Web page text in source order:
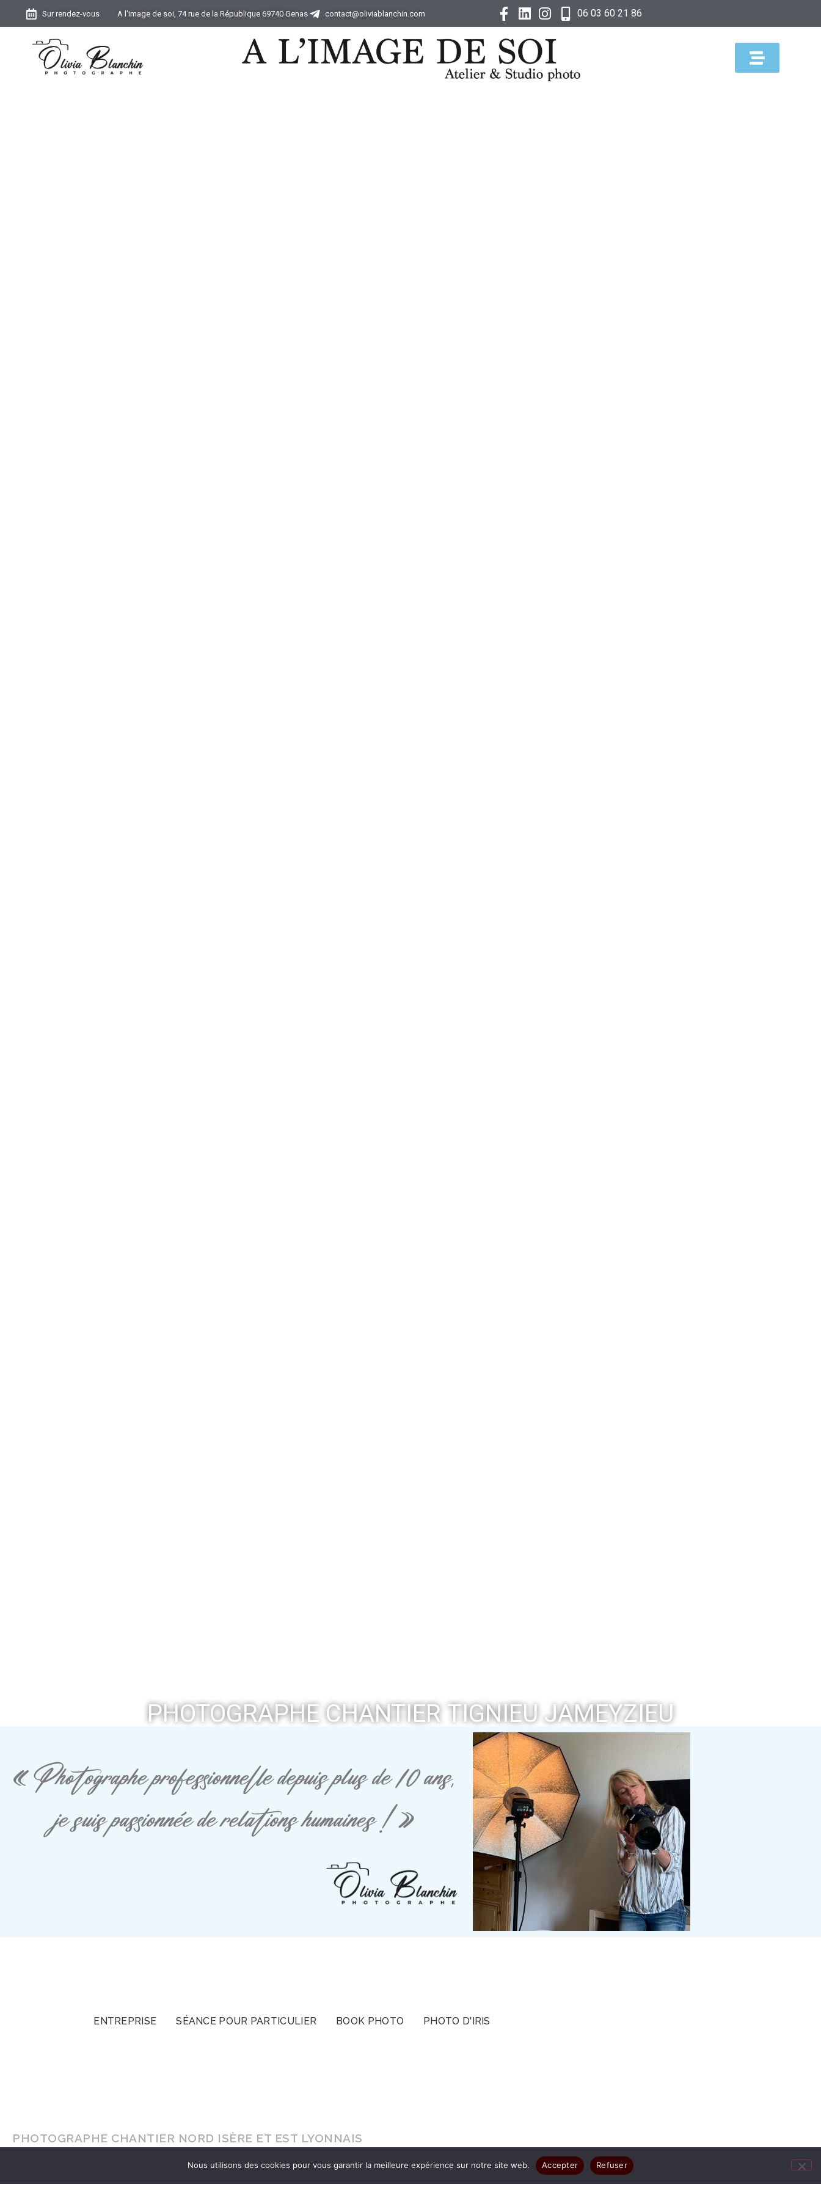
Sur rendez-vous A l'image de soi, 74 rue de la République 69740 Genas contact@oliviablanchin.com 06 03 60 21 86
PHOTOGRAPHE CHANTIER TIGNIEU JAMEYZIEU
« Photographe professionnelle depuis plus de 10 ans,
je suis passionnée de relations humaines ! »
ENTREPRISE SÉANCE POUR PARTICULIER BOOK PHOTO PHOTO D'IRIS
PHOTOGRAPHE CHANTIER NORD ISÈRE ET EST LYONNAIS
, faites-vous le cadeau d’être authentique pour que vos images résument votre joie
Nous utilisons des cookies pour vous garantir la meilleure expérience sur notre site web. Accepter Refuser